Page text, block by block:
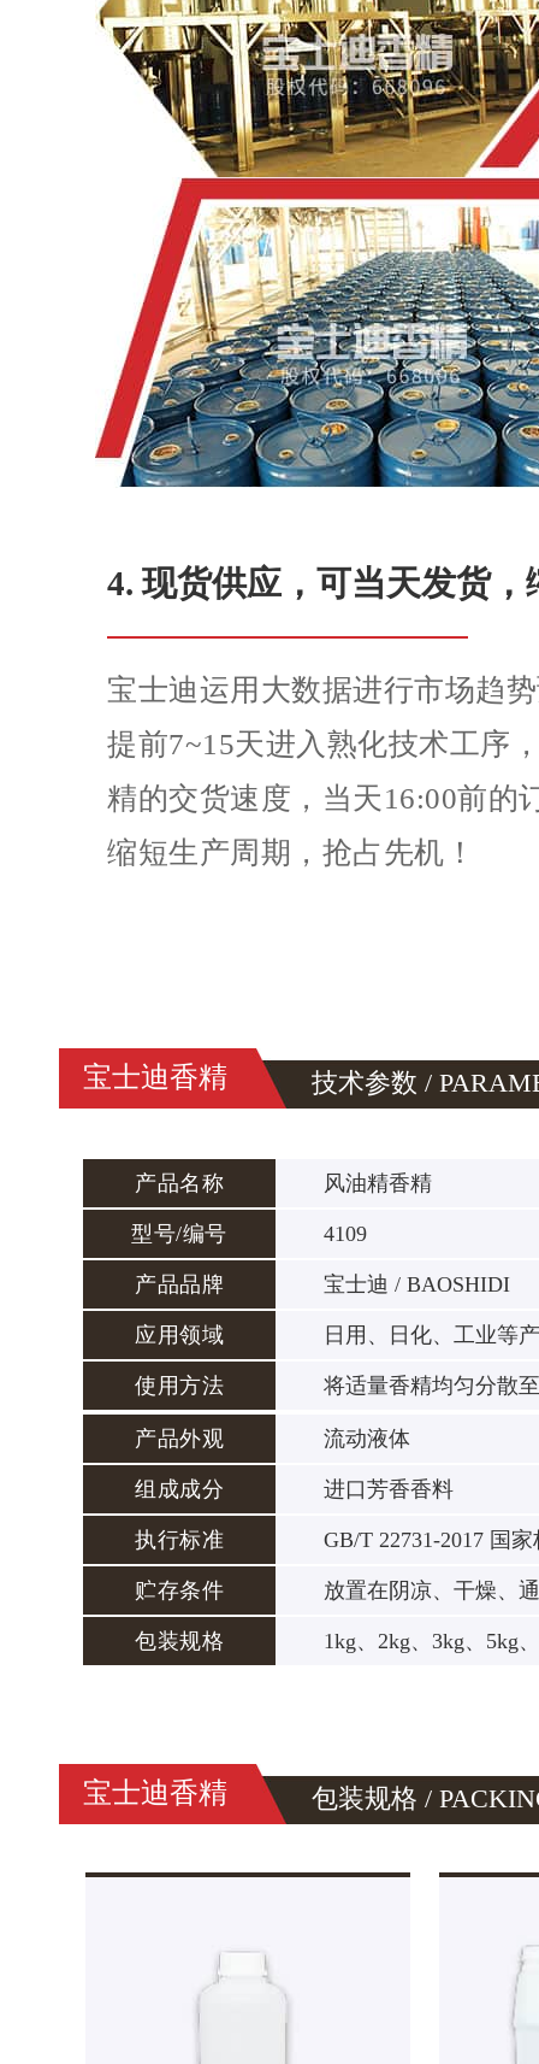
4. 现货供应，可当天发货
宝士迪运用大数据进行市场趋
提前7~15天进入熟化技术工序
精的交货速度，当天16:00前的
缩短生产周期，抢占先机！
宝士迪香精 技术参数 /
产品名称 风油精香精
型号/编号 4109
产品品牌 宝士迪 / BAOSHIDI
应用领域 日用、日化、工业等
使用方法 将适量香精均匀分散
产品外观 流动液体
组成成分 进口芳香香料
执行标准 GB/T 22731-2017 国
贮存条件 放置在阴凉、干燥、
包装规格 1kg、2kg、3kg、5kg
宝士迪香精 包装规格 /